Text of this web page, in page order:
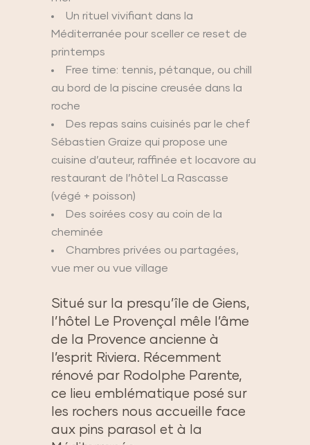
Un rituel vivifiant dans la
Méditerranée pour sceller ce reset de
printemps
Free time: tennis, pétanque, ou chill
au bord de la piscine creusée dans la
roche
Des repas sains cuisinés par le chef
Sébastien Graize qui propose une
cuisine d’auteur, raffinée et locavore au
restaurant de l’hôtel La Rascasse
(végé + poisson)
Des soirées cosy au coin de la
cheminée
Chambres privées ou partagées,
vue mer ou vue village
Situé sur la presqu’île de Giens,
l’hôtel Le Provençal mêle l’âme
de la Provence ancienne à
l’esprit Riviera. Récemment
rénové par Rodolphe Parente,
ce lieu emblématique posé sur
les rochers nous accueille face
aux pins parasol et à la